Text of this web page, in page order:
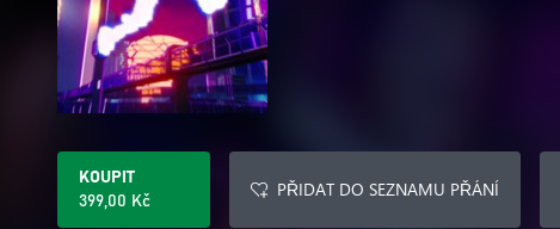
KOUPIT
399,00 Kč
PŘIDAT DO SEZNAMU PŘÁNÍ